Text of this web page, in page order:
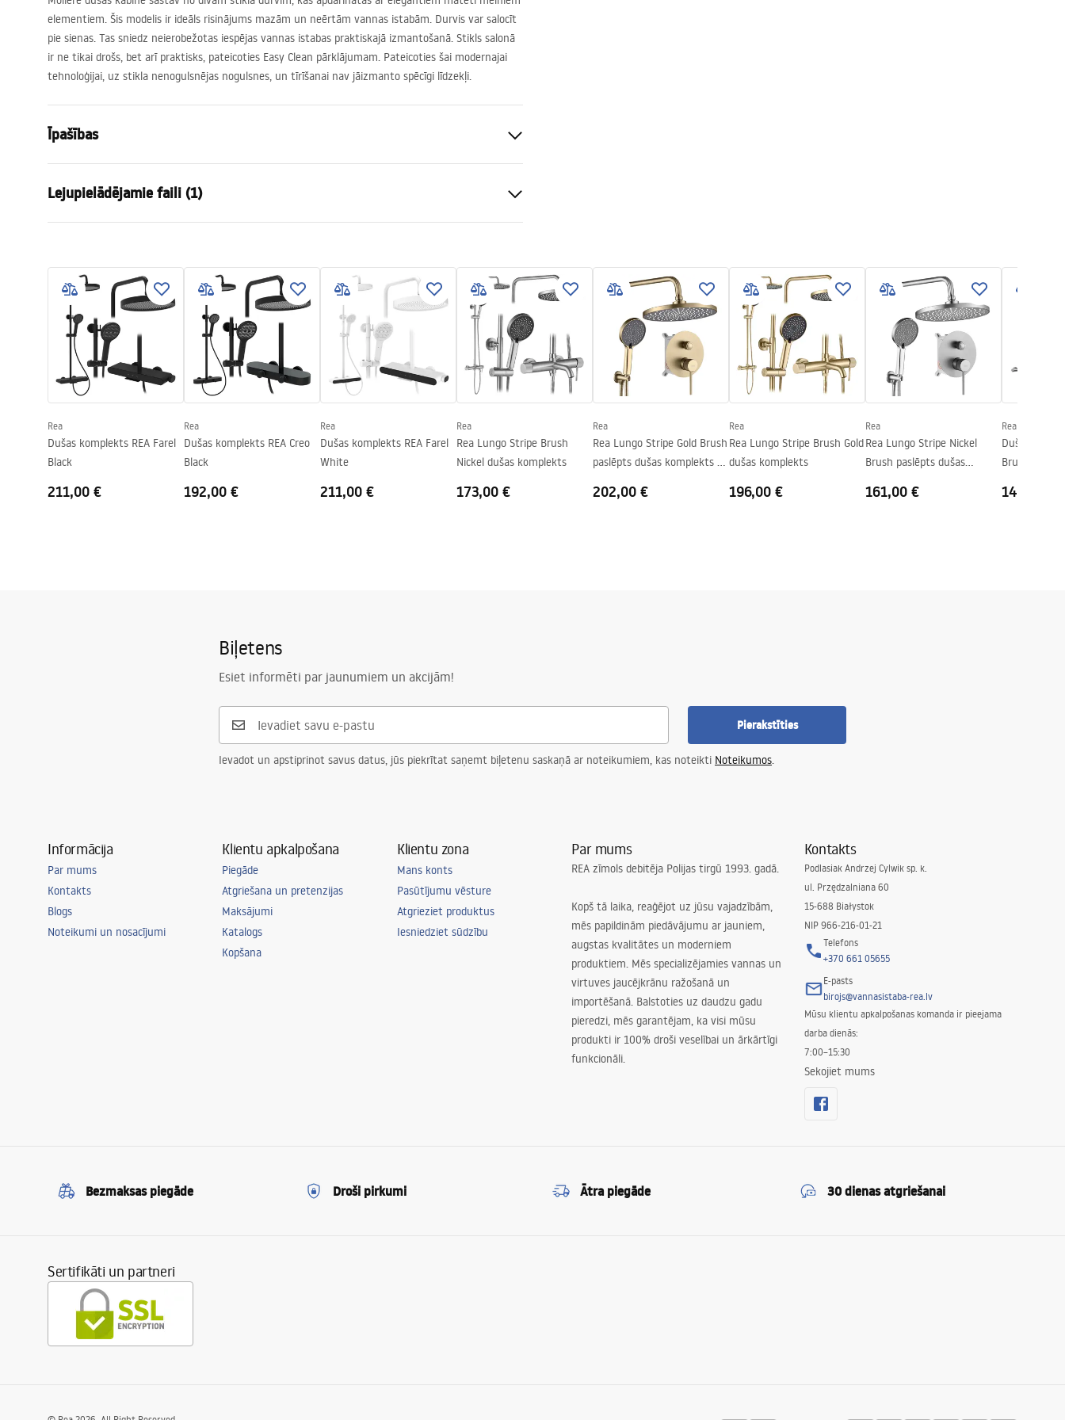
elementiem. Šis modelis ir ideāls risinājums mazām un neērtām vannas istabām. Durvis var salocīt
pie sienas. Tas sniedz neierobežotas iespējas vannas istabas praktiskajā izmantošanā. Stikls salonā
ir ne tikai drošs, bet arī praktisks, pateicoties Easy Clean pārklājumam. Pateicoties šai modernajai
tehnoloģijai, uz stikla nenogulsnējas nogulsnes, un tīrīšanai nav jāizmanto spēcīgi līdzekļi.
Īpašības
Krāsa
Kabīnes tips
Stūris
Atvēršanas metode
Salokāms no abām pusēm
Montāža
Uz dušas paliktņa vai uz grīdas
Augstums (mm)
Dušas kabīnes virziens
Garantija
24 mēneši
Easy Clean pārklājums
Jā, abās stikla pusēs
Lejupielādējamie faili (1)
shower manual.pdf
Rea
Dušas komplekts REA Farel
Black
211,00 €
Rea
Dušas komplekts REA Creo
Black
192,00 €
Rea
Dušas komplekts REA Farel
White
211,00 €
Rea
Rea Lungo Stripe Brush
Nickel dušas komplekts
173,00 €
Rea
Rea Lungo Stripe Gold Brush
paslēpts dušas komplekts +
202,00 €
Rea
Rea Lungo Stripe Brush Gold
dušas komplekts
196,00 €
Rea
Rea Lungo Stripe Nickel
Brush paslēpts dušas
161,00 €
Rea
Dušas
Brush Nickel
140,00 €
Biļetens
Esiet informēti par jaunumiem un akcijām!
Pierakstīties
Ievadot un apstiprinot savus datus, jūs piekrītat saņemt biļetenu saskaņā ar noteikumiem, kas noteikti Noteikumos.
Informācija
Par mums
Kontakts
Blogs
Noteikumi un nosacījumi
Klientu apkalpošana
Piegāde
Atgriešana un pretenzijas
Maksājumi
Katalogs
Kopšana
Klientu zona
Mans konts
Pasūtījumu vēsture
Atgrieziet produktus
Iesniedziet sūdzību
Par mums
REA zīmols debitēja Polijas tirgū 1993. gadā.
Kopš tā laika, reaģējot uz jūsu vajadzībām,
mēs papildinām piedāvājumu ar jauniem,
augstas kvalitātes un moderniem
produktiem. Mēs specializējamies vannas un
virtuves jaucējkrānu ražošanā un
importēšanā. Balstoties uz daudzu gadu
pieredzi, mēs garantējam, ka visi mūsu
produkti ir 100% droši veselībai un ārkārtīgi
funkcionāli.
Kontakts
Podlasiak Andrzej Cylwik sp. k.
ul. Przędzalniana 60
15-688 Białystok
NIP 966-216-01-21
Telefons
+370 661 05655
E-pasts
birojs@vannasistaba-rea.lv
Mūsu klientu apkalpošanas komanda ir pieejama
darba dienās:
7:00–15:30
Sekojiet mums
Bezmaksas piegāde Droši pirkumi Ātra piegāde 30 dienas atgriešanai
Sertifikāti un partneri